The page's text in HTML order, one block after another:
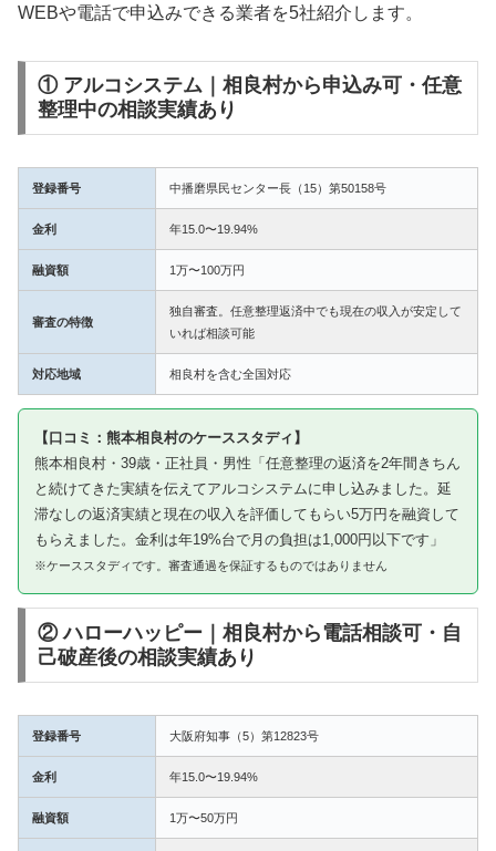
WEBや電話で申込みできる業者を5社紹介します。
① アルコシステム｜相良村から申込み可・任意
整理中の相談実績あり
登録番号 中播磨県民センター長（15）第50158号
金利 年15.0〜19.94%
融資額 1万〜100万円
審査の特徴
独自審査。任意整理返済中でも現在の収入が安定して
いれば相談可能
対応地域 相良村を含む全国対応
【口コミ：熊本相良村のケーススタディ】
熊本相良村・39歳・正社員・男性「任意整理の返済を2年間きちん
と続けてきた実績を伝えてアルコシステムに申し込みました。延
滞なしの返済実績と現在の収入を評価してもらい5万円を融資して
もらえました。金利は年19%台で月の負担は1,000円以下です」
※ケーススタディです。審査通過を保証するものではありません
② ハローハッピー｜相良村から電話相談可・自
己破産後の相談実績あり
登録番号 大阪府知事（5）第12823号
金利 年15.0〜19.94%
融資額 1万〜50万円